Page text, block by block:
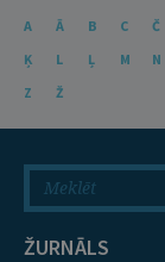
A Ā B C Č
Ķ
L Ļ M N
Z
Ž
ŽURNĀLS